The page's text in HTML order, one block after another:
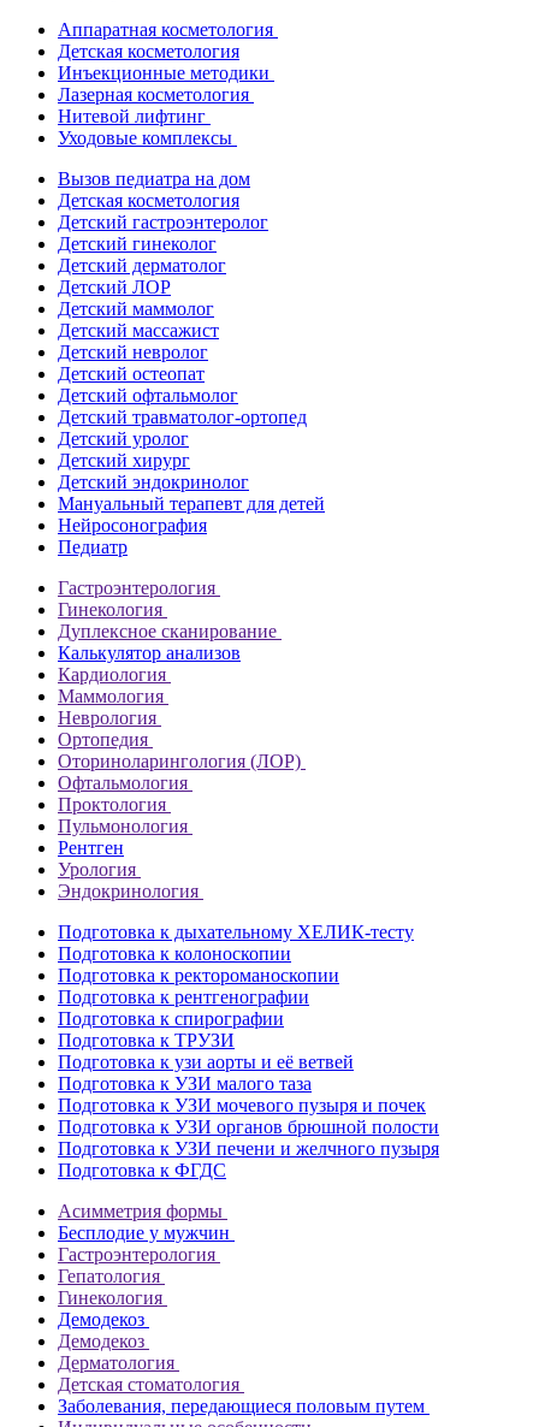
Аппаратная косметология
Детская косметология
Инъекционные методики
Лазерная косметология
Нитевой лифтинг
Уходовые комплексы
Вызов педиатра на дом
Детская косметология
Детский гастроэнтеролог
Детский гинеколог
Детский дерматолог
Детский ЛОР
Детский маммолог
Детский массажист
Детский невролог
Детский остеопат
Детский офтальмолог
Детский травматолог-ортопед
Детский уролог
Детский хирург
Детский эндокринолог
Мануальный терапевт для детей
Нейросонография
Педиатр
Гастроэнтерология
Гинекология
Дуплексное сканирование
Калькулятор анализов
Кардиология
Маммология
Неврология
Ортопедия
Оториноларингология (ЛОР)
Офтальмология
Проктология
Пульмонология
Рентген
Урология
Эндокринология
Подготовка к дыхательному ХЕЛИК-тесту
Подготовка к колоноскопии
Подготовка к ректороманоскопии
Подготовка к рентгенографии
Подготовка к спирографии
Подготовка к ТРУЗИ
Подготовка к узи аорты и её ветвей
Подготовка к УЗИ малого таза
Подготовка к УЗИ мочевого пузыря и почек
Подготовка к УЗИ органов брюшной полости
Подготовка к УЗИ печени и желчного пузыря
Подготовка к ФГДС
Асимметрия формы
Бесплодие у мужчин
Гастроэнтерология
Гепатология
Гинекология
Демодекоз
Демодекоз
Дерматология
Детская стоматология
Заболевания, передающиеся половым путем